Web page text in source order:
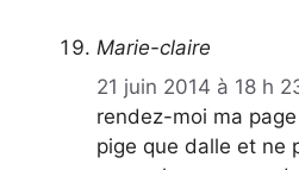
Marie-claire
21 juin 2014 à 18 h
rendez-moi ma page
pige que dalle et ne